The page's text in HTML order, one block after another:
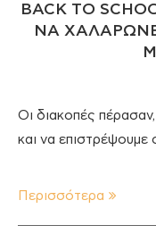
BACK TO
ΝΑ
Οι διακοπές
και να επιστρέψουμε
Περισσότερα